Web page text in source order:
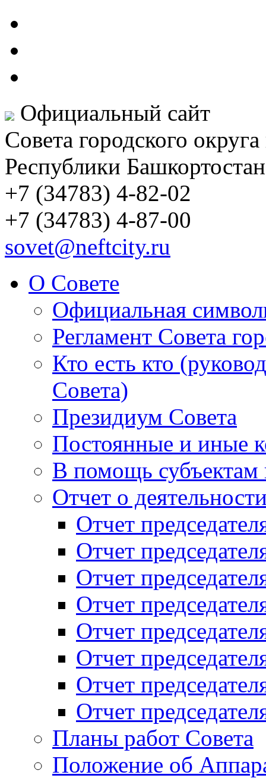
Официальный сайт
Совета городского
Республики Башкортостан
+7 (34783) 4-82-02
+7 (34783) 4-87-00
sovet@neftcity.ru
О Совете
Официальная
Регламент Совета
Кто есть кто
Совета)
Президиум Совета
Постоянные и иные
В помощь субъектам
Отчет о
Отчет
Отчет
Отчет
Отчет
Отчет
Отчет
Отчет
Отчет
Планы работ Совета
Положение об